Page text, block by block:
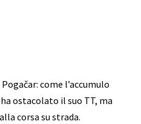
come l’accumulo
ostacolato il suo TT, ma
corsa su strada.